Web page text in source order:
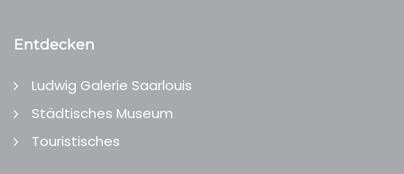
Entdecken
Ludwig Galerie Saarlouis
Städtisches Museum
Touristisches